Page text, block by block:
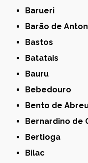
Barueri
Barão de
Bastos
Batatais
Bauru
Bebedouro
Bento de
Bernardino de
Bertioga
Bilac